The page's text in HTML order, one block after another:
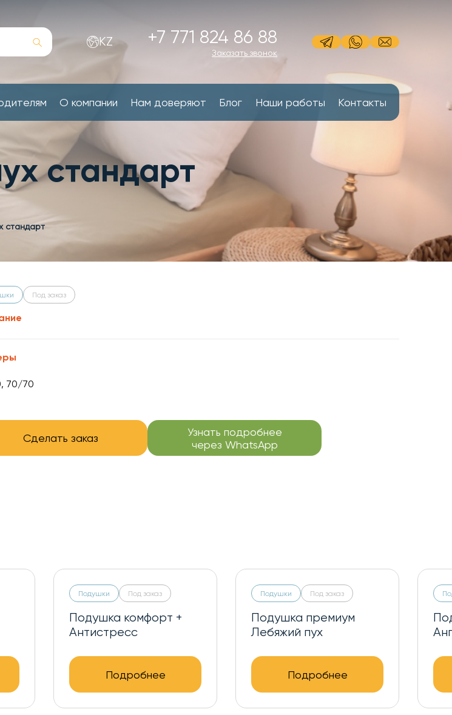
KZ +7 771 824 86 88
Заказать звонок
О компании Нам доверяют Блог Наши работы Контакты
стандарт
стандарт
Под заказ
70/70
Сделать заказ
Узнать подробнее
через WhatsApp
Подушки Под заказ
Подушка комфорт +
Антистресс
Подробнее
Подушки Под заказ
Подушка премиум
Лебяжий пух
Подробнее